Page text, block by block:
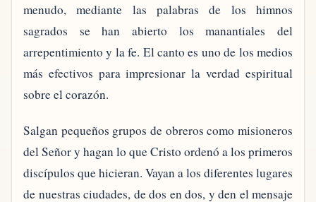
menudo, mediante las palabras de los himnos
sagrados se han abierto los manantiales del
arrepentimiento y la fe. El canto es uno de los medios
más efectivos para impresionar la verdad espiritual
sobre el corazón.
Salgan pequeños grupos de obreros como misioneros
del Señor y hagan lo que Cristo ordenó a los primeros
discípulos que hicieran. Vayan a los diferentes lugares
de nuestras ciudades, de dos en dos, y den el mensaje